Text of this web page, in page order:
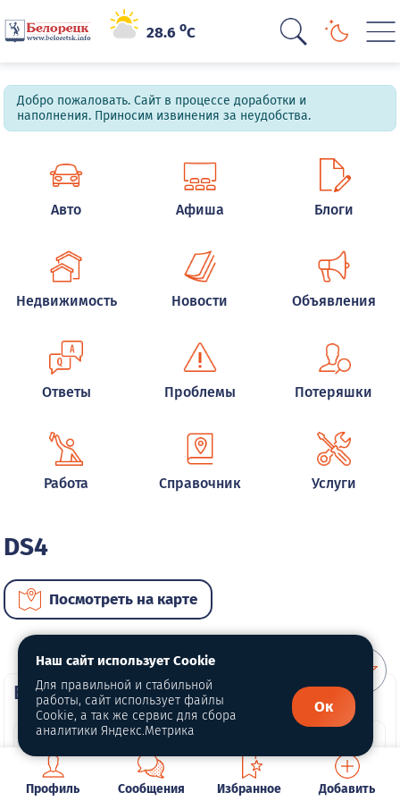
28.6oC
Добро пожаловать. Сайт в процессе доработки и
наполнения. Приносим извинения за неудобства.
Авто Афиша Блоги
Недвижимость Новости Объявления
Ответы Проблемы Потеряшки
Работа Справочник Услуги
DS4
Посмотреть на карте
ВИП автомобили
Профиль Сообщения Избранное Добавить
Наш сайт использует Cookie
Для правильной и стабильной
работы, сайт использует файлы
Cookie, а так же сервис для сбора
аналитики Яндекс.Метрика
Ок